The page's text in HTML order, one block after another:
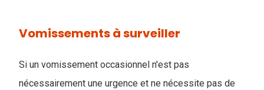
Vomissements à surveiller
Si un vomissement occasionnel n'est pas
nécessairement une urgence et ne nécessite pas de